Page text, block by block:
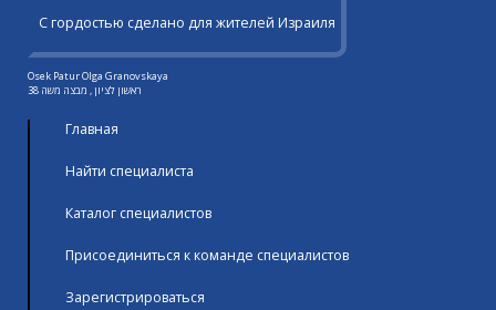
С гордостью сделано для жителей Израиля
Osek Patur Olga Granovskaya
ראשון לציון , מבצה משה 38
Главная
Найти специалиста
Каталог специалистов
Присоединиться к команде специалистов
Зарегистрироваться